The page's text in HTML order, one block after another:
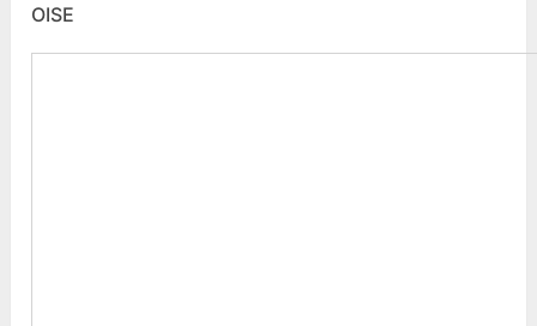
OISE